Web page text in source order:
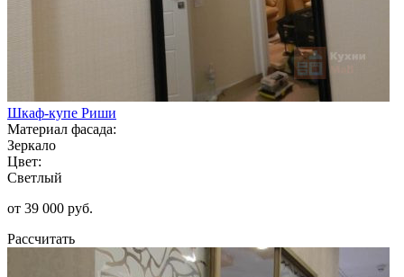
Шкаф-купе Риши
Материал фасада:
Зеркало
Цвет:
Светлый
от 39 000 руб.
Рассчитать